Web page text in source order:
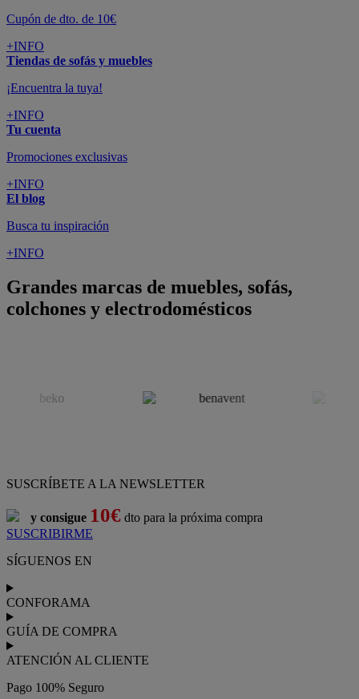
Cupón de dto. de 10€
+INFO
Tiendas de sofás y muebles
¡Encuentra la tuya!
+INFO
Tu cuenta
Promociones exclusivas
+INFO
El blog
Busca tu inspiración
+INFO
Grandes marcas de muebles, sofás,
colchones y electrodomésticos
SUSCRÍBETE A LA NEWSLETTER
y consigue 10€ dto para la próxima compra
SUSCRIBIRME
SÍGUENOS EN
CONFORAMA
GUÍA DE COMPRA
ATENCIÓN AL CLIENTE
Pago 100% Seguro